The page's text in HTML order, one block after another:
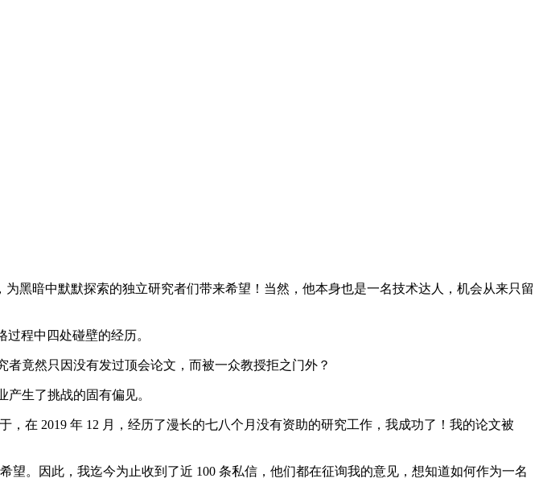
黑暗中默默探索的独立研究者们带来希望！当然，他本身也是一名技术达人，机会从来只留
程中四处碰壁的经历。
竟然只因没有发过顶会论文，而被一众教授拒之门外？
生了挑战的固有偏见。
在 2019 年 12 月，经历了漫长的七八个月没有资助的研究工作，我成功了！我的论文被
。因此，我迄今为止收到了近 100 条私信，他们都在征询我的意见，想知道如何作为一名